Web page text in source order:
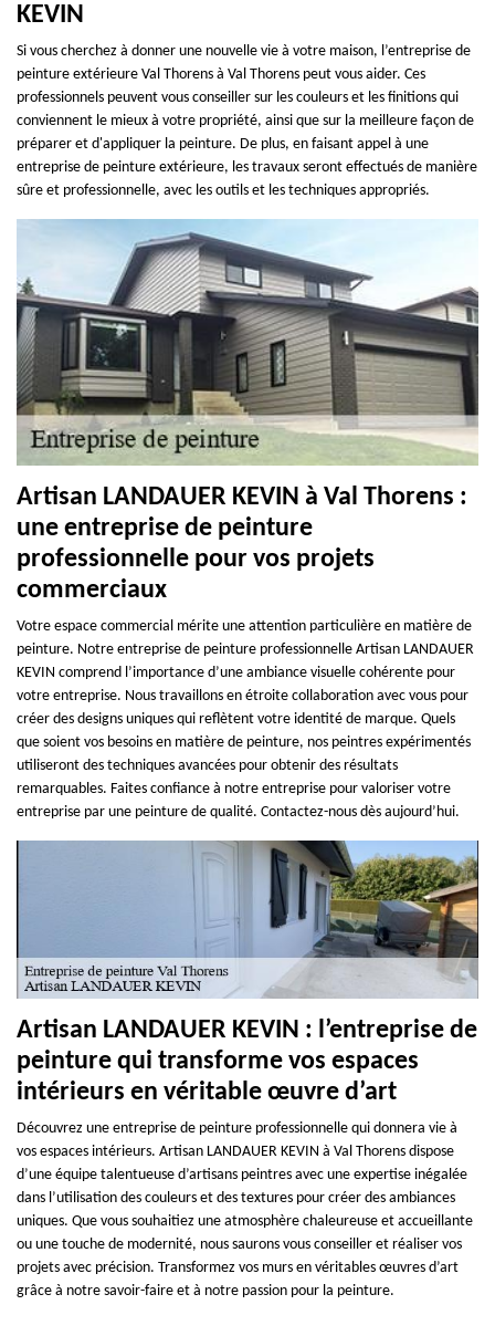
KEVIN
Si vous cherchez à donner une nouvelle vie à votre maison, l’entreprise de
peinture extérieure Val Thorens à Val Thorens peut vous aider. Ces
professionnels peuvent vous conseiller sur les couleurs et les finitions qui
conviennent le mieux à votre propriété, ainsi que sur la meilleure façon de
préparer et d'appliquer la peinture. De plus, en faisant appel à une
entreprise de peinture extérieure, les travaux seront effectués de manière
sûre et professionnelle, avec les outils et les techniques appropriés.
Artisan LANDAUER KEVIN à Val Thorens :
une entreprise de peinture
professionnelle pour vos projets
commerciaux
Votre espace commercial mérite une attention particulière en matière de
peinture. Notre entreprise de peinture professionnelle Artisan LANDAUER
KEVIN comprend l’importance d’une ambiance visuelle cohérente pour
votre entreprise. Nous travaillons en étroite collaboration avec vous pour
créer des designs uniques qui reflètent votre identité de marque. Quels
que soient vos besoins en matière de peinture, nos peintres expérimentés
utiliseront des techniques avancées pour obtenir des résultats
remarquables. Faites confiance à notre entreprise pour valoriser votre
entreprise par une peinture de qualité. Contactez-nous dès aujourd’hui.
Artisan LANDAUER KEVIN : l’entreprise de
peinture qui transforme vos espaces
intérieurs en véritable œuvre d’art
Découvrez une entreprise de peinture professionnelle qui donnera vie à
vos espaces intérieurs. Artisan LANDAUER KEVIN à Val Thorens dispose
d’une équipe talentueuse d’artisans peintres avec une expertise inégalée
dans l’utilisation des couleurs et des textures pour créer des ambiances
uniques. Que vous souhaitiez une atmosphère chaleureuse et accueillante
ou une touche de modernité, nous saurons vous conseiller et réaliser vos
projets avec précision. Transformez vos murs en véritables œuvres d’art
grâce à notre savoir-faire et à notre passion pour la peinture.